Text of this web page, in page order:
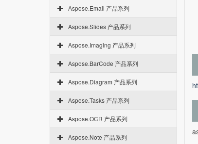
Aspose.Email 产品系列
Aspose.Slides 产品系列
Aspose.Imaging 产品系列
Aspose.BarCode 产品系列
Aspose.Diagram 产品系列
Aspose.Tasks 产品系列
Aspose.OCR 产品系列
Aspose.Note 产品系列